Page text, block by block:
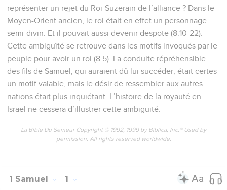
représenter un rejet du Roi-Suzerain de l’alliance ? Dans le
Moyen-Orient ancien, le roi était en effet un personnage
semi-divin. Et il pouvait aussi devenir despote (8.10-22).
Cette ambiguïté se retrouve dans les motifs invoqués par le
peuple pour avoir un roi (8.5). La conduite répréhensible
des fils de Samuel, qui auraient dû lui succéder, était certes
un motif valable, mais le désir de ressembler aux autres
nations était plus inquiétant. L’histoire de la royauté en
Israël ne cessera d’illustrer cette ambiguïté.
La Bible Du Semeur Copyright © 1992, 1999 by Biblica, Inc.® Used by
permission. All rights reserved worldwide.
1 Samuel 1